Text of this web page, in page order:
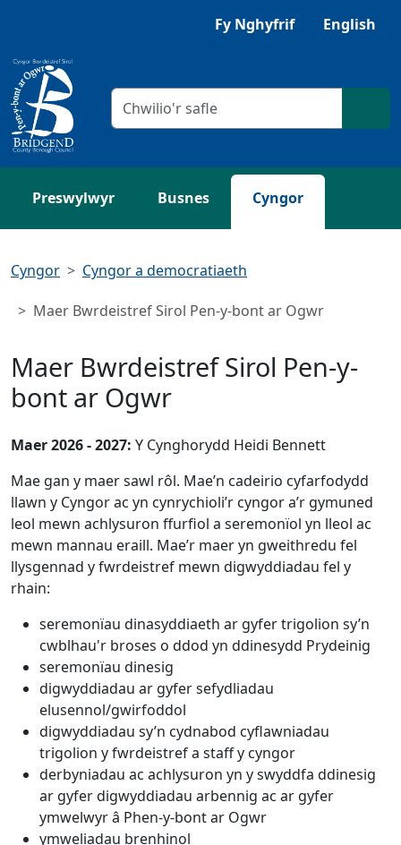
Gwrandewch gyda Browsealoud
Fy Nghyfrif English
Meini prawf chwilio
Preswylwyr Busnes Cyngor
Cyngor Cyngor a democratiaeth
Maer Bwrdeistref Sirol Pen-y-bont ar Ogwr
Maer Bwrdeistref Sirol Pen-y-
bont ar Ogwr
Maer 2026 - 2027: Y Cynghorydd Heidi Bennett
Mae gan y maer sawl rôl. Mae’n cadeirio cyfarfodydd
llawn y Cyngor ac yn cynrychioli’r cyngor a’r gymuned
leol mewn achlysuron ffurfiol a seremonïol yn lleol ac
mewn mannau eraill. Mae’r maer yn gweithredu fel
llysgennad y fwrdeistref mewn digwyddiadau fel y
rhain:
seremonïau dinasyddiaeth ar gyfer trigolion sy’n
cwblhau'r broses o ddod yn ddinesydd Prydeinig
seremonïau dinesig
digwyddiadau ar gyfer sefydliadau
elusennol/gwirfoddol
digwyddiadau sy’n cydnabod cyflawniadau
trigolion y fwrdeistref a staff y cyngor
derbyniadau ac achlysuron yn y swyddfa ddinesig
ar gyfer digwyddiadau arbennig ac ar gyfer
ymwelwyr â Phen-y-bont ar Ogwr
ymweliadau brenhinol